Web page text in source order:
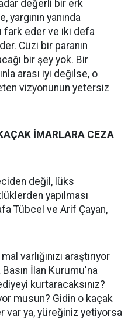
değerli bir erk
yanında
fark eder ve iki defa
Cüzi bir paranın
bir şey yok. Bir
arası iyi değilse, o
vizyonunun yetersiz
İMARLARA CEZA
değil, lüks
yapılması
Tübcel ve Arif Çayan,
varlığınızı araştırıyor
İlan Kurumu'na
kurtaracaksınız?
musun? Gidin o kaçak
var ya, yüreğiniz yetiyorsa